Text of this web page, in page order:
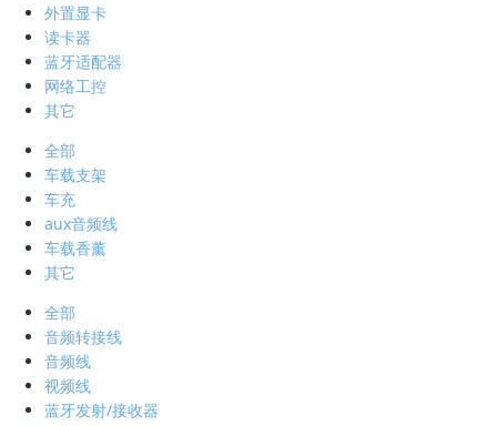
外置显卡
读卡器
蓝牙适配器
网络工控
其它
全部
车载支架
车充
aux音频线
车载香薰
其它
全部
音频转接线
音频线
视频线
蓝牙发射/接收器